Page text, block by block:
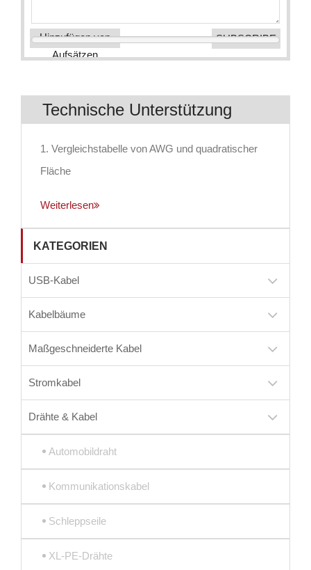
Hinzufügen von
Aufsätzen
Technische Unterstützung
1. Vergleichstabelle von AWG und quadratischer
Fläche
Weiterlesen
KATEGORIEN
USB-Kabel
Kabelbäume
Maßgeschneiderte Kabel
Stromkabel
Drähte & Kabel
Automobildraht
Kommunikationskabel
Schleppseile
XL-PE-Drähte